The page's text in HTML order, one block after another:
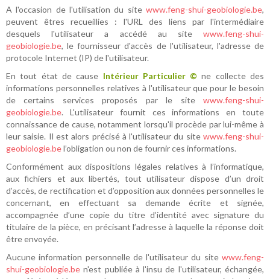
A l'occasion de l'utilisation du site www.feng-shui-geobiologie.be,
peuvent êtres recueillies : l'URL des liens par l'intermédiaire
desquels l'utilisateur a accédé au site www.feng-shui-
geobiologie.be, le fournisseur d'accès de l'utilisateur, l'adresse de
protocole Internet (IP) de l'utilisateur.
En tout état de cause Intérieur Particulier © ne collecte des
informations personnelles relatives à l'utilisateur que pour le besoin
de certains services proposés par le site www.feng-shui-
geobiologie.be. L'utilisateur fournit ces informations en toute
connaissance de cause, notamment lorsqu'il procède par lui-même à
leur saisie. Il est alors précisé à l'utilisateur du site www.feng-shui-
geobiologie.bel’obligation ou non de fournir ces informations.
Conformément aux dispositions légales relatives à l’informatique,
aux fichiers et aux libertés, tout utilisateur dispose d’un droit
d’accès, de rectification et d’opposition aux données personnelles le
concernant, en effectuant sa demande écrite et signée,
accompagnée d’une copie du titre d’identité avec signature du
titulaire de la pièce, en précisant l’adresse à laquelle la réponse doit
être envoyée.
Aucune information personnelle de l'utilisateur du site www.feng-
shui-geobiologie.be n'est publiée à l'insu de l'utilisateur, échangée,